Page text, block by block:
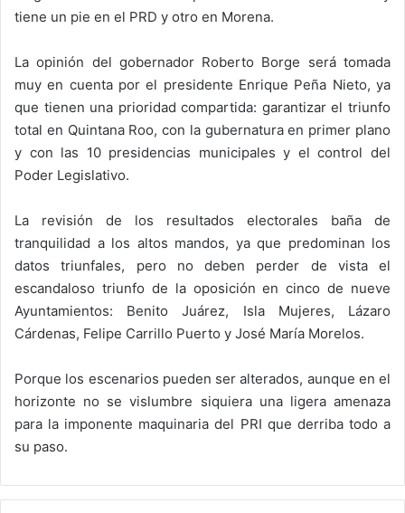
tiene un pie en el PRD y otro en Morena.
La opinión del gobernador Roberto Borge será tomada
muy en cuenta por el presidente Enrique Peña Nieto, ya
que tienen una prioridad compartida: garantizar el triunfo
total en Quintana Roo, con la gubernatura en primer plano
y con las 10 presidencias municipales y el control del
Poder Legislativo.
La revisión de los resultados electorales baña de
tranquilidad a los altos mandos, ya que predominan los
datos triunfales, pero no deben perder de vista el
escandaloso triunfo de la oposición en cinco de nueve
Ayuntamientos: Benito Juárez, Isla Mujeres, Lázaro
Cárdenas, Felipe Carrillo Puerto y José María Morelos.
Porque los escenarios pueden ser alterados, aunque en el
horizonte no se vislumbre siquiera una ligera amenaza
para la imponente maquinaria del PRI que derriba todo a
su paso.